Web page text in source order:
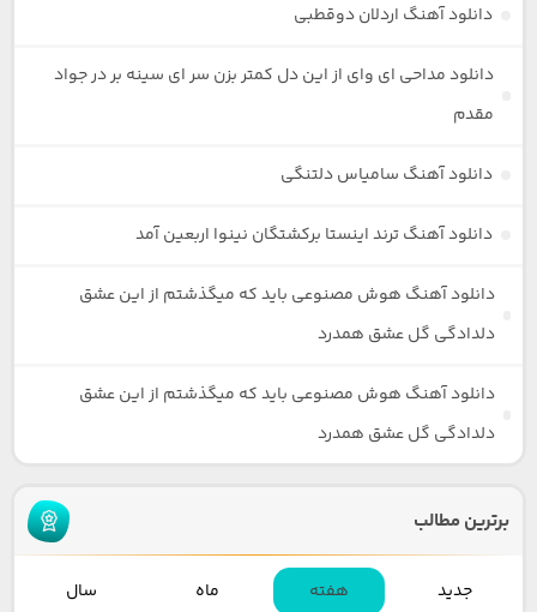
دانلود آهنگ اردلان دوقطبی
دانلود مداحی ای وای از این دل کمتر بزن سر ای سینه بر در جواد
مقدم
دانلود آهنگ سامیاس دلتنگی
دانلود آهنگ ترند اینستا برکشتگان نینوا اربعین آمد
دانلود آهنگ هوش مصنوعی باید که میگذشتم از این عشق
دلدادگی گل عشق همدرد
دانلود آهنگ هوش مصنوعی باید که میگذشتم از این عشق
دلدادگی گل عشق همدرد
برترین مطالب
جدید هفته ماه سال